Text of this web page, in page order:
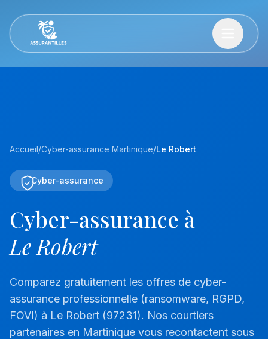
Accueil/Cyber-assurance Martinique/Le Robert
Cyber-assurance
Cyber-assurance à
Le Robert
Comparez gratuitement les offres de cyber-
assurance professionnelle (ransomware, RGPD,
FOVI) à Le Robert (97231). Nos courtiers
partenaires en Martinique vous recontactent sous